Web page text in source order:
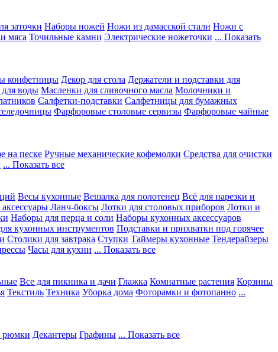
заточки Наборы ножей Ножи из дамасской стали Ножи с
мяса Точильные камни Электрические ножеточки ... Показать
конфетницы Декор для стола Держатели и подставки для
воды Масленки для сливочного масла Молочники и
Салфетки-подставки Салфетницы для бумажных
Фарфоровые столовые сервизы Фарфоровые чайные
на песке Ручные механические кофемолки Средства для очистки
... Показать все
Весы кухонные Вешалка для полотенец Всё для нарезки и
Ланч-боксы Лотки для столовых приборов Лотки и
Наборы для перца и соли Наборы кухонных аксессуаров
кухонных инструментов Подставки и прихватки под горячее
Столики для завтрака Ступки Таймеры кухонные Тендерайзеры
Часы для кухни ... Показать все
Все для пикника и дачи Глажка Комнатные растения Корзины
Текстиль Техника Уборка дома Фоторамки и фотопанно ...
рюмки Декантеры Графины ... Показать все